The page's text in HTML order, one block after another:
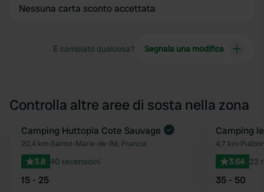
Nessuna carta sconto accettata
È cambiato qualcosa? Segnala una modifica
Controlla altre aree di sosta nella zona
Preferito
Prenota ora
Camping Huttopia Cote Sauvage
20,4 km•Sainte-Marie-de-Ré, Francia
3.8 40 recensioni
15 - 25
Camping
4,7 km•
3.64 22
35 - 50